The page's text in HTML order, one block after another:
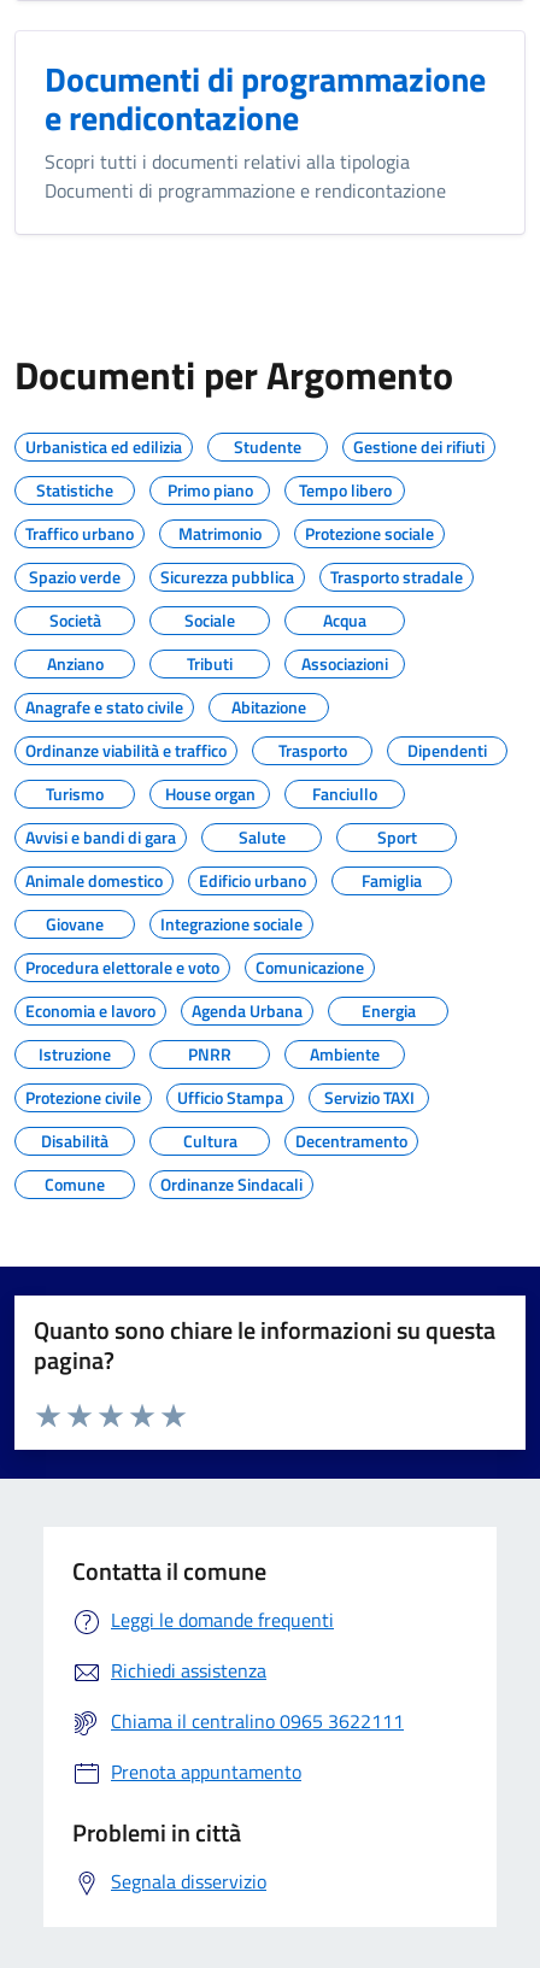
Documenti di programmazione
e rendicontazione
Scopri tutti i documenti relativi alla tipologia
Documenti di programmazione e rendicontazione
Documenti per Argomento
Urbanistica ed edilizia Studente
Gestione dei rifiuti
Statistiche
Primo piano
Tempo libero
Traffico urbano
Matrimonio
Protezione sociale
Spazio verde
Sicurezza pubblica
Trasporto stradale
Società
Sociale
Acqua
Anziano
Tributi
Associazioni
Anagrafe e stato civile
Abitazione
Ordinanze viabilità e traffico
Trasporto
Dipendenti
Turismo
House organ
Fanciullo
Avvisi e bandi di gara
Salute
Sport
Animale domestico
Edificio urbano
Famiglia
Giovane
Integrazione sociale
Procedura elettorale e voto
Comunicazione
Economia e lavoro
Agenda Urbana
Energia
Istruzione
PNRR
Ambiente
Protezione civile
Ufficio Stampa
Servizio TAXI
Disabilità
Cultura
Decentramento
Comune
Ordinanze Sindacali
Quanto sono chiare le informazioni su questa
pagina?
Valuta da 1 a 5 stelle la pagina
Valuta 5 stelle su 5
Valuta 4 stelle su 5
Valuta 3 stelle su 5
Valuta 2 stelle su 5
Valuta 1 stelle su 5
Contatta il comune
Leggi le domande frequenti
Richiedi assistenza
Chiama il centralino 0965 3622111
Prenota appuntamento
Problemi in città
Segnala disservizio